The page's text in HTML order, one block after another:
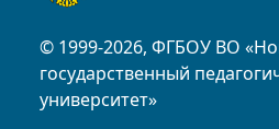
© 1999-2026, ФГБОУ ВО
государственный
университет»